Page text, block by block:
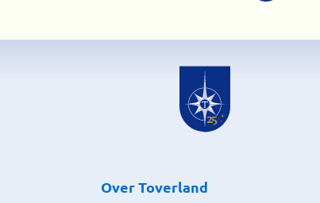
Over Toverland